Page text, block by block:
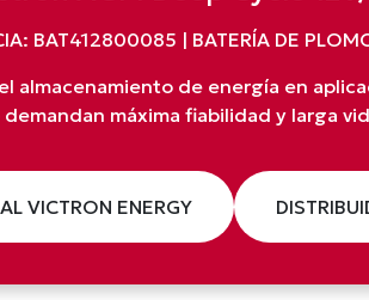
BAT412800085 | BATERÍA DE
almacenamiento de energía en
demandan máxima fiabilidad y larga
VICTRON ENERGY